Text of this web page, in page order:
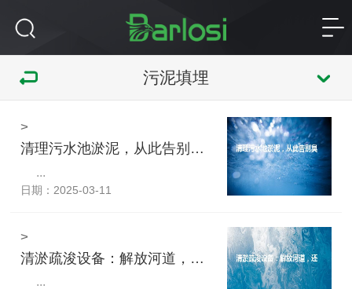
污泥填埋
>
清理污水池淤泥，从此告别臭气熏天！
日期：2025-03-11
>
清淤疏浚设备：解放河道，还原自然之美！
...